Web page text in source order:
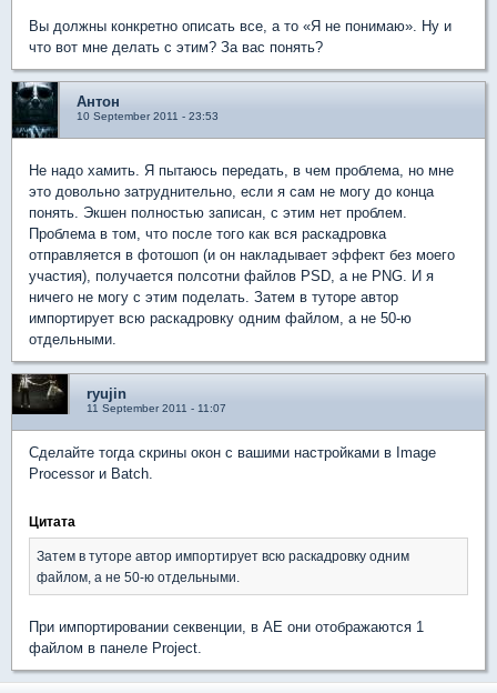
Вы должны конкретно описать все, а то «Я не понимаю». Ну и
что вот мне делать с этим? За вас понять?
Антон
10 September 2011 - 23:53
Не надо хамить. Я пытаюсь передать, в чем проблема, но мне
это довольно затруднительно, если я сам не могу до конца
понять. Экшен полностью записан, с этим нет проблем.
Проблема в том, что после того как вся раскадровка
отправляется в фотошоп (и он накладывает эффект без моего
участия), получается полсотни файлов PSD, а не PNG. И я
ничего не могу с этим поделать. Затем в туторе автор
импортирует всю раскадровку одним файлом, а не 50-ю
отдельными.
ryujin
11 September 2011 - 11:07
Сделайте тогда скрины окон с вашими настройками в Image
Processor и Batch.
Цитата
Затем в туторе автор импортирует всю раскадровку одним
файлом, а не 50-ю отдельными.
При импортировании секвенции, в АЕ они отображаются 1
файлом в панеле Project.